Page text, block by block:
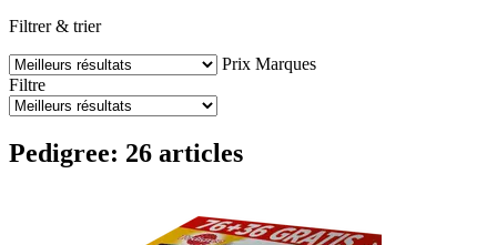
Filtrer & trier
Prix Marques
Filtre
Pedigree: 26 articles